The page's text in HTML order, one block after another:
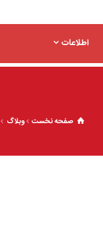
اطلاعات
صفحه نخست وبلاگ